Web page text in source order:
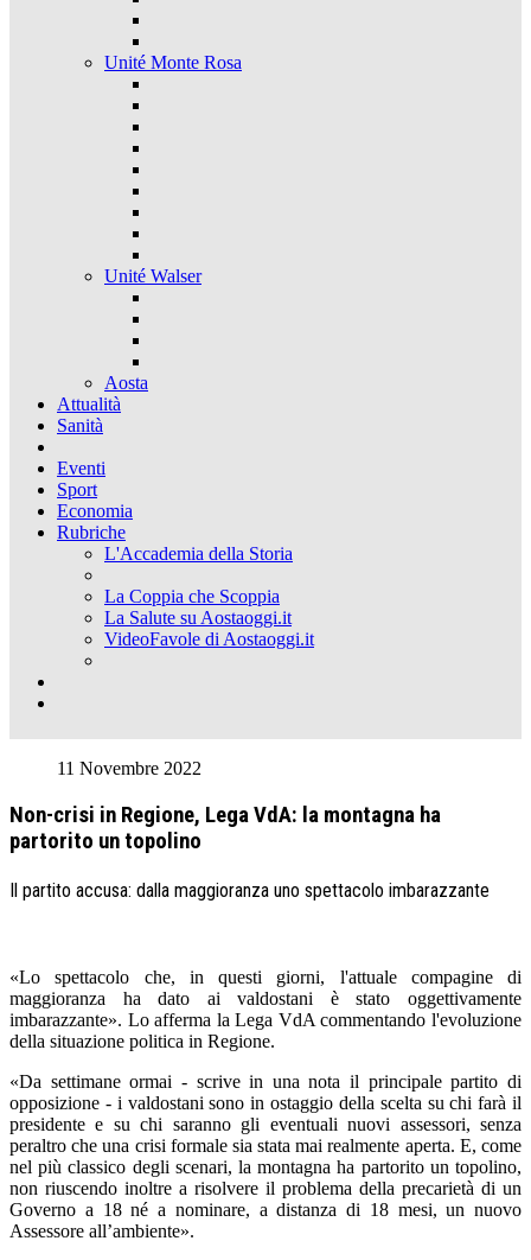
Unité Monte Rosa
Unité Walser
Aosta
Attualità
Sanità
Eventi
Sport
Economia
Rubriche
L'Accademia della Storia
La Coppia che Scoppia
La Salute su Aostaoggi.it
VideoFavole di Aostaoggi.it
11 Novembre 2022
Non-crisi in Regione, Lega VdA: la montagna ha
partorito un topolino
Il partito accusa: dalla maggioranza uno spettacolo imbarazzante
«Lo spettacolo che, in questi giorni, l'attuale compagine di
maggioranza ha dato ai valdostani è stato oggettivamente
imbarazzante». Lo afferma la Lega VdA commentando l'evoluzione
della situazione politica in Regione.
«Da settimane ormai - scrive in una nota il principale partito di
opposizione - i valdostani sono in ostaggio della scelta su chi farà il
presidente e su chi saranno gli eventuali nuovi assessori, senza
peraltro che una crisi formale sia stata mai realmente aperta. E, come
nel più classico degli scenari, la montagna ha partorito un topolino,
non riuscendo inoltre a risolvere il problema della precarietà di un
Governo a 18 né a nominare, a distanza di 18 mesi, un nuovo
Assessore all’ambiente».